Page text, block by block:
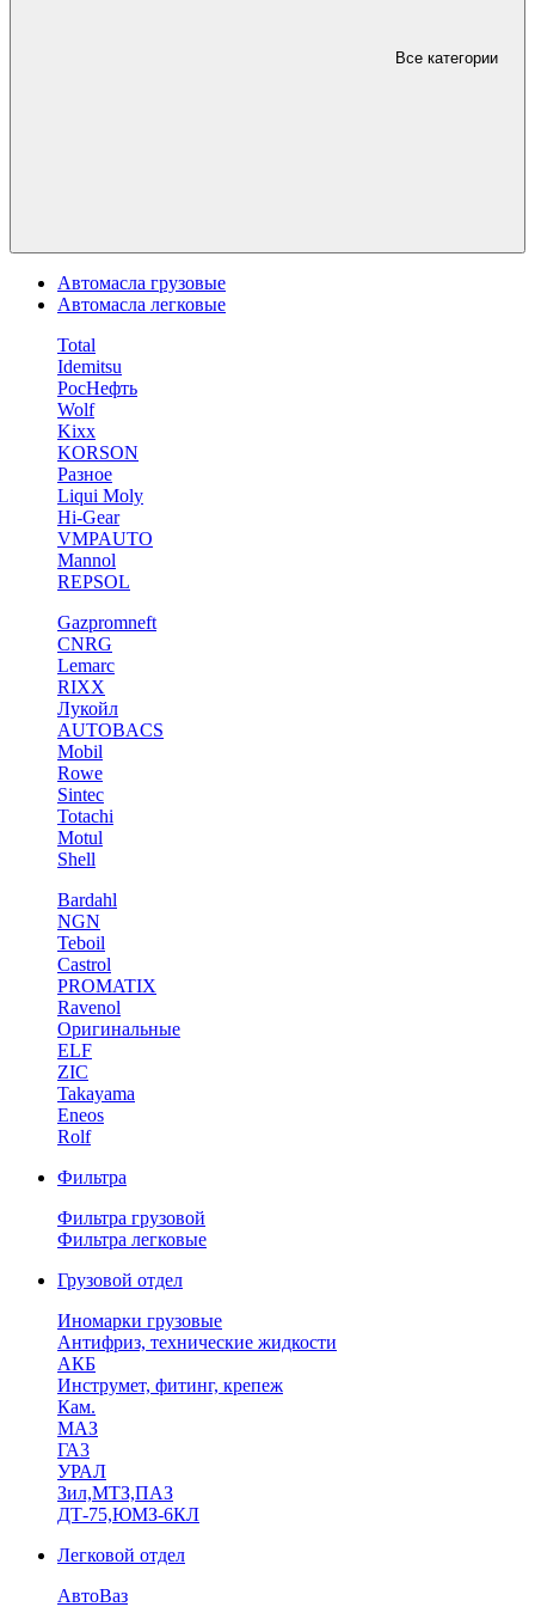
Все категории
Автомасла грузовые
Автомасла легковые
Total
Idemitsu
РосНефть
Wolf
Kixx
KORSON
Разное
Liqui Moly
Hi-Gear
VMPAUTO
Mannol
REPSOL
Gazpromneft
CNRG
Lemarc
RIXX
Лукойл
AUTOBACS
Mobil
Rowe
Sintec
Totachi
Motul
Shell
Bardahl
NGN
Teboil
Castrol
PROMATIX
Ravenol
Оригинальные
ELF
ZIC
Takayama
Eneos
Rolf
Фильтра
Фильтра грузовой
Фильтра легковые
Грузовой отдел
Иномарки грузовые
Антифриз, технические жидкости
АКБ
Инструмет, фитинг, крепеж
Кам.
МАЗ
ГА3
УРАЛ
Зил,МТЗ,ПАЗ
ДТ-75,ЮМЗ-6КЛ
Легковой отдел
АвтоВаз